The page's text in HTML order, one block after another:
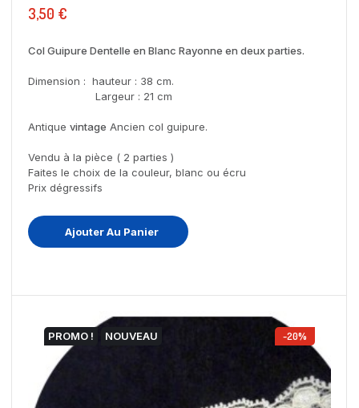
3,50 €
Col Guipure Dentelle en Blanc Rayonne en deux parties.
Dimension : hauteur : 38 cm.
Largeur : 21 cm
Antique vintage Ancien col guipure.
Vendu à la pièce ( 2 parties )
Faites le choix de la couleur, blanc ou écru
Prix dégressifs
Ajouter Au Panier
PROMO ! NOUVEAU -20%